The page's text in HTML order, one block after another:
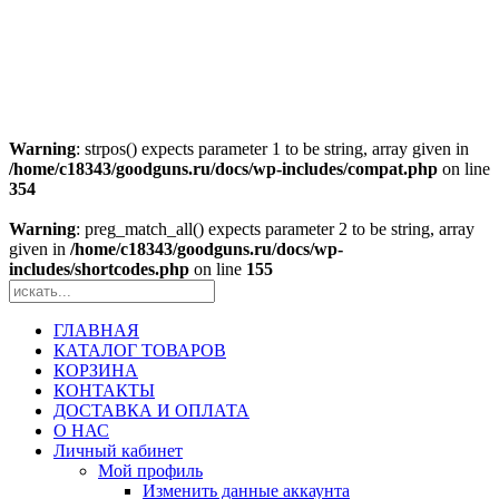
Warning: strpos() expects parameter 1 to be string, array given in
/home/c18343/goodguns.ru/docs/wp-includes/compat.php on line
354
Warning: preg_match_all() expects parameter 2 to be string, array
given in /home/c18343/goodguns.ru/docs/wp-
includes/shortcodes.php on line 155
ГЛАВНАЯ
КАТАЛОГ ТОВАРОВ
КОРЗИНА
КОНТАКТЫ
ДОСТАВКА И ОПЛАТА
О НАС
Личный кабинет
Мой профиль
Изменить данные аккаунта